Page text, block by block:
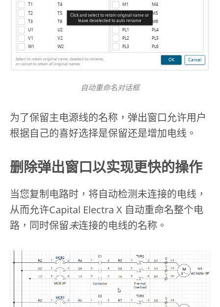
自动重命名对话框
为了保留主电源线的名称，弹出窗口允许用户
根据自己的喜好选择是保留还是增加电线。
删除弹出窗口以实现更快的操作
当您复制电路时，将自动检测未连接的电线，
从而允许Capital Electra X 自动重命名整个电
路，同时保留未连接的电线的名称。